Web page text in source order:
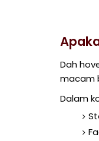
Dah
macam
Dalam